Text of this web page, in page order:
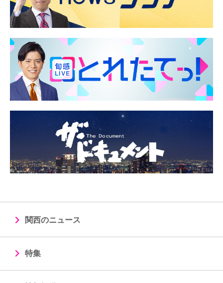
関西のニュース
特集